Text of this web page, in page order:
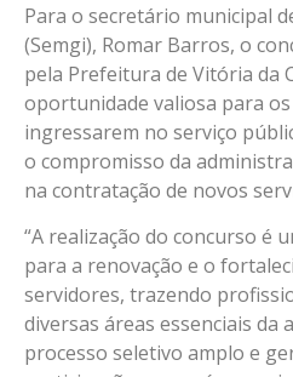
Para o secretário municipal
(Semgi), Romar Barros, o
pela Prefeitura de Vitória da
oportunidade valiosa para
ingressarem no serviço
o compromisso da
na contratação de novos
“A realização do concurso é
para a renovação e o
servidores, trazendo
diversas áreas essenciais da
processo seletivo amplo e